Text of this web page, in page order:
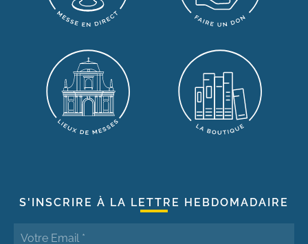
S'INSCRIRE À LA LETTRE HEBDOMADAIRE